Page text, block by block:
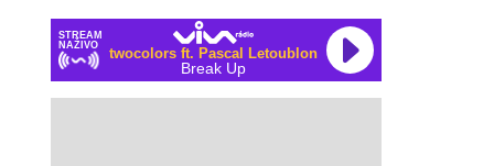
STREAM
NAŽIVO
twocolors ft. Pascal Letoublon
Break Up